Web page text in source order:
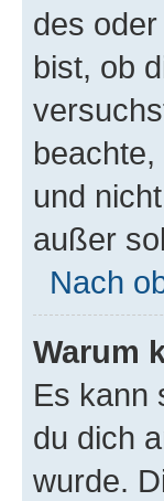
des
bist, ob
und
außer
Nach
Warum
Es kann
du dich
wurde.